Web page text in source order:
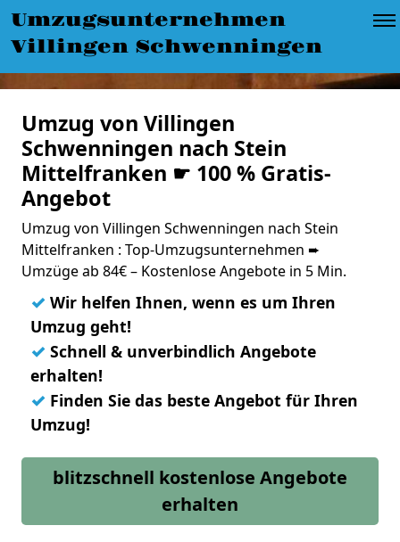
Umzugsunternehmen
Villingen Schwenningen
Umzug von Villingen
Schwenningen nach Stein
Mittelfranken ☛ 100 % Gratis-
Angebot
Umzug von Villingen Schwenningen nach Stein
Mittelfranken : Top-Umzugsunternehmen ➨
Umzüge ab 84€ – Kostenlose Angebote in 5 Min.
✓ Wir helfen Ihnen, wenn es um Ihren
Umzug geht!
✓ Schnell & unverbindlich Angebote
erhalten!
✓ Finden Sie das beste Angebot für Ihren
Umzug!
blitzschnell kostenlose Angebote
erhalten